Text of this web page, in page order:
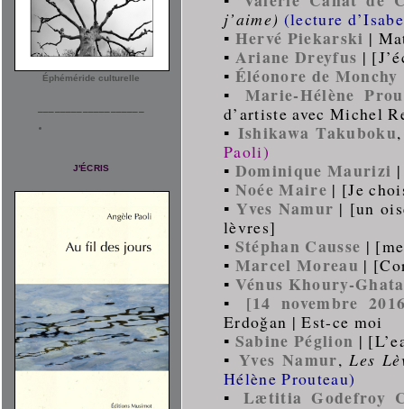
Éphéméride culturelle
J'ÉCRIS
j’aime) (lecture
▪ Hervé Piekarski |
▪ Ariane Dreyfus |
▪ Éléonore de Monchy
▪ Marie-Hélène
d’artiste avec Michel
▪ Ishikawa Takuboku
Paoli)
▪ Dominique Maurizi
▪ Noée Maire | [Je
▪Yves Namur | [un
lèvres]
▪ Stéphan Causse |
▪ Marcel Moreau |
▪ Vénus Khoury-Ghata
▪ [14 novembre
Erdoğan | Est-ce moi
▪ Sabine Péglion |
▪Yves Namur,Les
Hélène Prouteau)
▪ Lætitia Godefroy